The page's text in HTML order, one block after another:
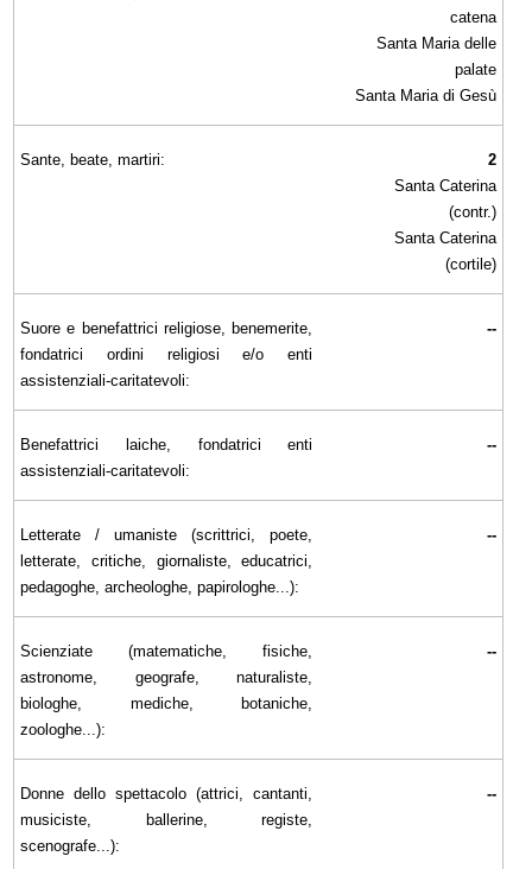
catena
Santa Maria delle
palate
Santa Maria di Gesù
Sante, beate, martiri:
2
Santa Caterina
(contr.)
Santa Caterina
(cortile)
Suore e benefattrici religiose, benemerite,
fondatrici ordini religiosi e/o enti
assistenziali-caritatevoli:
--
Benefattrici laiche, fondatrici enti
assistenziali-caritatevoli:
--
Letterate / umaniste (scrittrici, poete,
letterate, critiche, giornaliste, educatrici,
pedagoghe, archeologhe, papirologhe...):
--
Scienziate (matematiche, fisiche,
astronome, geografe, naturaliste,
biologhe, mediche, botaniche,
zoologhe...):
--
Donne dello spettacolo (attrici, cantanti,
musiciste, ballerine, registe,
scenografe...):
--